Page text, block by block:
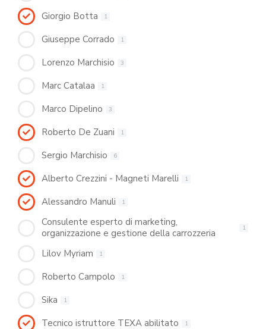
Giorgio Botta 1
Giuseppe Corrado 1
Lorenzo Marchisio 3
Marc Catalaa 1
Marco Dipelino 3
Roberto De Zuani 1
Sergio Marchisio 6
Alberto Crezzini - Magneti Marelli 1
Alessandro Manuli 1
Consulente esperto di marketing,
organizzazione e gestione della carrozzeria
1
Lilov Myriam 1
Roberto Campolo 1
Sika 1
Tecnico istruttore TEXA abilitato 1